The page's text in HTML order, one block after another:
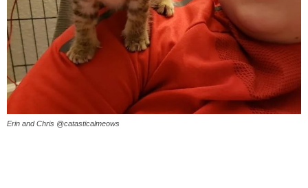
Erin and Chris @catasticalmeows